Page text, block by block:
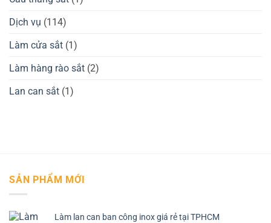
Dịch vụ (114)
Làm cửa sắt (1)
Làm hàng rào sắt (2)
Lan can sắt (1)
SẢN PHẨM MỚI
Làm lan can ban công inox giá rẻ tại TPHCM